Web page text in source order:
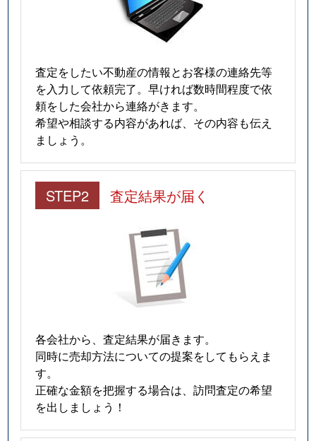
査定をしたい不動産の情報とお客様の連絡先等
を入力して依頼完了。早ければ数時間程度で依
頼をした会社から連絡がきます。
希望や相談する内容があれば、その内容も伝え
ましょう。
STEP2 査定結果が届く
各会社から、査定結果が届きます。
同時に売却方法についての提案をしてもらえま
す。
正確な金額を把握する場合は、訪問査定の希望
を出しましょう！